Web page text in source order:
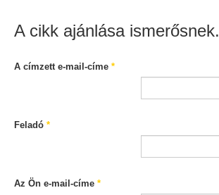
A cikk ajánlása ismerősnek.
A címzett e-mail-címe *
Feladó *
Az Ön e-mail-címe *